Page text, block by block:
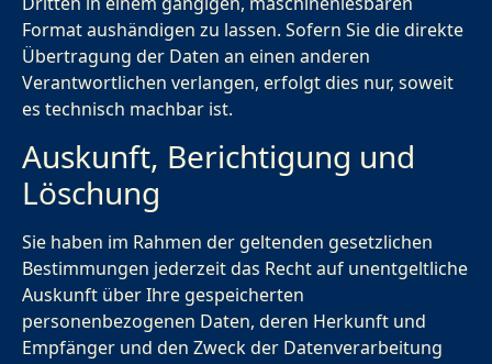
Format aushändigen zu lassen. Sofern Sie die direkte
Übertragung der Daten an einen anderen
Verantwortlichen verlangen, erfolgt dies nur, soweit
es technisch machbar ist.
Auskunft, Berichtigung und
Löschung
Sie haben im Rahmen der geltenden gesetzlichen
Bestimmungen jederzeit das Recht auf unentgeltliche
Auskunft über Ihre gespeicherten
personenbezogenen Daten, deren Herkunft und
Empfänger und den Zweck der Datenverarbeitung